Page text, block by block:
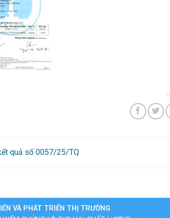
quả số 0057/25/TQ
VÀ PHÁT TRIỂN THỊ TRƯỜNG